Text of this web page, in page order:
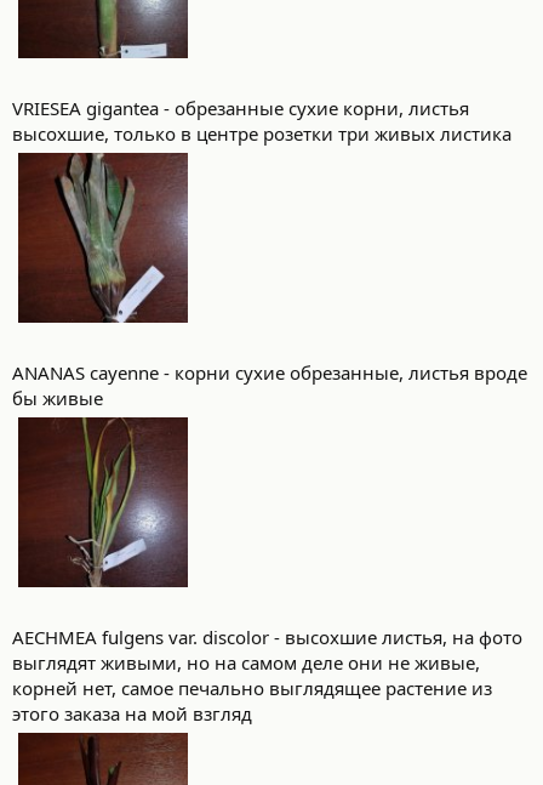
VRIESEA gigantea - обрезанные сухие корни, листья
высохшие, только в центре розетки три живых листика
ANANAS cayenne - корни сухие обрезанные, листья вроде
бы живые
AECHMEA fulgens var. discolor - высохшие листья, на фото
выглядят живыми, но на самом деле они не живые,
корней нет, самое печально выглядящее растение из
этого заказа на мой взгляд